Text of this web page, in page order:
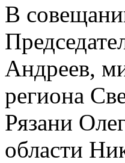
В
Андреев,
региона
Рязани
области